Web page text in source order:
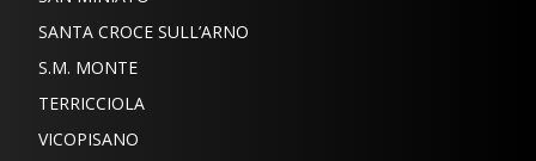
SANTA CROCE SULL’ARNO
S.M. MONTE
TERRICCIOLA
VICOPISANO